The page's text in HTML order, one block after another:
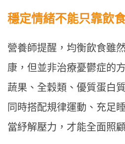
穩定情緒不能只靠飲
營養師提醒，均衡飲食雖
康，但並非治療憂鬱症的
蔬果、全穀類、優質蛋白
同時搭配規律運動、充足
當紓解壓力，才能全面照